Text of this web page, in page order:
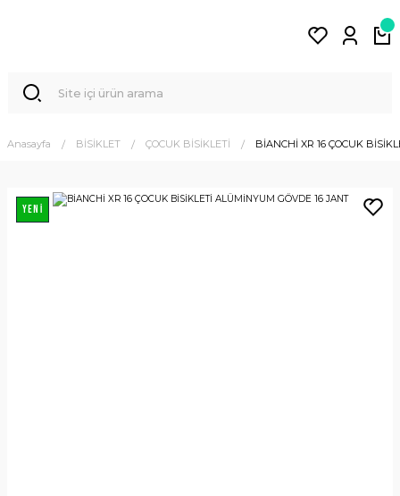
Anasayfa BİSİKLET ÇOCUK BİSİKLETİ BİANCHİ XR 16 ÇOCUK
YENİ